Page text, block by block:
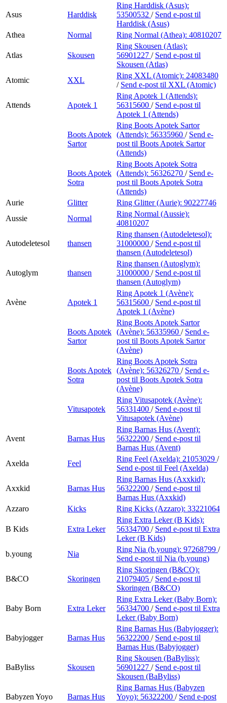
Asus Harddisk
Ring Harddisk (Asus):
53500532 / Send e-post til
Harddisk (Asus)
Athea
Normal Ring Normal (Athea): 40810207
Atlas Skousen
Ring Skousen (Atlas):
56901227 / Send e-post til
Skousen (Atlas)
Atomic
XXL
Ring XXL (Atomic): 24083480
/ Send e-post til XXL (Atomic)
Attends Apotek 1
Ring Apotek 1 (Attends):
56315600 / Send e-post til
Apotek 1 (Attends)
Boots Apotek
Sartor
Ring Boots Apotek Sartor
(Attends): 56335960 / Send e-
post til Boots Apotek Sartor
(Attends)
Boots Apotek
Sotra
Ring Boots Apotek Sotra
(Attends): 56326270 / Send e-
post til Boots Apotek Sotra
(Attends)
Aurie
Glitter Ring Glitter (Aurie): 90227746
Aussie
Normal
Ring Normal (Aussie):
40810207
Autodeletesol thansen
Ring thansen (Autodeletesol):
31000000 / Send e-post til
thansen (Autodeletesol)
Autoglym thansen
Ring thansen (Autoglym):
31000000 / Send e-post til
thansen (Autoglym)
Avène Apotek 1
Ring Apotek 1 (Avène):
56315600 / Send e-post til
Apotek 1 (Avène)
Boots Apotek
Sartor
Ring Boots Apotek Sartor
(Avène): 56335960 / Send e-
post til Boots Apotek Sartor
(Avène)
Boots Apotek
Sotra
Ring Boots Apotek Sotra
(Avène): 56326270 / Send e-
post til Boots Apotek Sotra
(Avène)
Vitusapotek
Ring Vitusapotek (Avène):
56331400 / Send e-post til
Vitusapotek (Avène)
Avent Barnas Hus
Ring Barnas Hus (Avent):
56322200 / Send e-post til
Barnas Hus (Avent)
Axelda
Feel
Ring Feel (Axelda): 21053029 /
Send e-post til Feel (Axelda)
Axxkid Barnas Hus
Ring Barnas Hus (Axxkid):
56322200 / Send e-post til
Barnas Hus (Axxkid)
Azzaro
Kicks Ring Kicks (Azzaro): 33221064
B Kids Extra Leker
Ring Extra Leker (B Kids):
56334700 / Send e-post til Extra
Leker (B Kids)
b.young
Nia
Ring Nia (b.young): 97268799 /
Send e-post til Nia (b.young)
B&CO Skoringen
Ring Skoringen (B&CO):
21079405 / Send e-post til
Skoringen (B&CO)
Baby Born Extra Leker
Ring Extra Leker (Baby Born):
56334700 / Send e-post til Extra
Leker (Baby Born)
Babyjogger Barnas Hus
Ring Barnas Hus (Babyjogger):
56322200 / Send e-post til
Barnas Hus (Babyjogger)
BaByliss Skousen
Ring Skousen (BaByliss):
56901227 / Send e-post til
Skousen (BaByliss)
Babyzen Yoyo Barnas Hus
Ring Barnas Hus (Babyzen
Yoyo): 56322200 / Send e-post